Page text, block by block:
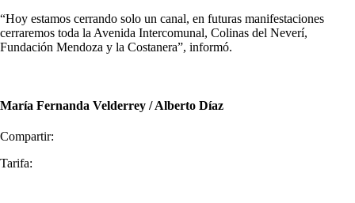
“Hoy estamos cerrando solo un canal, en futuras manifestaciones
cerraremos toda la Avenida Intercomunal, Colinas del Neverí,
Fundación Mendoza y la Costanera”, informó.
María Fernanda Velderrey / Alberto Díaz
Compartir:
Tarifa: